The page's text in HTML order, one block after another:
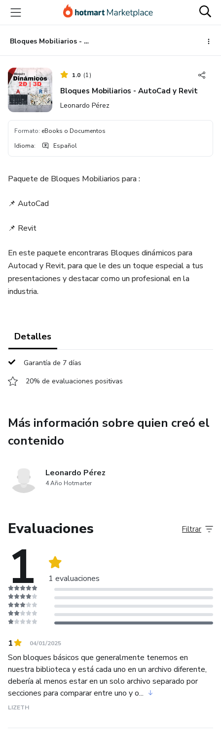
principal
página
de
página
Bloques Mobiliarios - AutoCad y Revit
1.0 (1)
Bloques Mobiliarios - AutoCad y Revit
Leonardo Pérez
Formato: eBooks o Documentos
Idioma: Español
Paquete de Bloques Mobiliarios para :
📌 AutoCad
📌 Revit
En este paquete encontraras Bloques dinámicos para
Autocad y Revit, para que le des un toque especial a tus
presentaciones y destacar como un profesional en la
industria.
Detalles
Garantía de 7 días
20% de evaluaciones positivas
Más información sobre quien creó el
contenido
Leonardo Pérez
4 Año Hotmarter
Evaluaciones
1 1 evaluaciones
Filtrar
1 04/01/2025
Son bloques básicos que generalmente tenemos en
nuestra biblioteca y está cada uno en un archivo diferente,
debería al menos estar en un solo archivo separado por
secciones para comparar entre uno y o...
LIZETH